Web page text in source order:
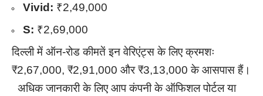
Vivid: ₹2,49,000
S: ₹2,69,000
दिल्ली में ऑन-रोड कीमतें इन वेरिएंट्स के लिए क्रमशः
₹2,67,000, ₹2,91,000 और ₹3,13,000 के आसपास हैं।
अधिक जानकारी के लिए आप कंपनी के ऑफिशल पोर्टल या